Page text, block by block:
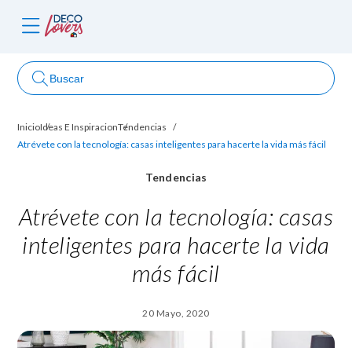
Buscar
InicioIdeas E InspiracionTendencias
Atrévete con la tecnología: casas inteligentes para hacerte la vida más fácil
Tendencias
Atrévete con la tecnología: casas
inteligentes para hacerte la vida
más fácil
20 Mayo, 2020